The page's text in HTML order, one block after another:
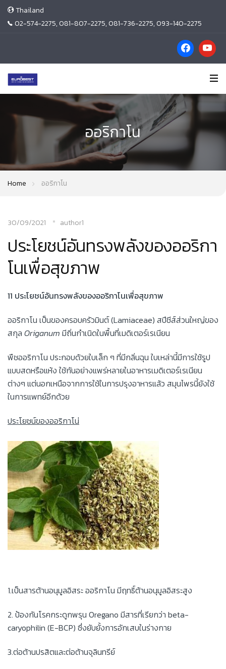
Thailand
02-574-2275, 081-807-2275, 081-736-2275, 093-140-2275
ออริกาโน
Home ออริกาโน
30/09/2021 author1
ประโยชน์อันทรงพลังของออริกา
โนเพื่อสุขภาพ
11 ประโยชน์อันทรงพลังของออริกาโนเพื่อสุขภาพ
ออริกาโน เป็นของครอบครัวมินต์ (Lamiaceae) สปีชีส์ส่วนใหญ่ของ
สกุล Origanum มีถิ่นกำเนิดในพื้นที่เมดิเตอร์เรเนียน
พืชออริกาโน ประกอบด้วยใบเล็ก ๆ ที่มีกลิ่นฉุน ใบเหล่านี้มีการใช้รูป
แบบสดหรือแห้ง ใช้กันอย่างแพร่หลายในอาหารเมดิเตอร์เรเนียน
ต่างๆ แต่นอกเหนือจากการใช้ในการปรุงอาหารแล้ว สมุนไพรนี้ยังใช้
ในการแพทย์อีกด้วย
ประโยชน์ของออริกาโน่
1.เป็นสารต้านอนุมูลอิสระ ออริกาโน มีฤทธิ์ต้านอนุมูลอิสระสูง
2. ป้องกันโรคกระดูกพรุน Oregano มีสารที่เรียกว่า beta-
caryophilin (E-BCP) ซึ่งยับยั้งการอักเสบในร่างกาย
3.ต่อต้านปรสิตและต่อต้านจุลินทรีย์